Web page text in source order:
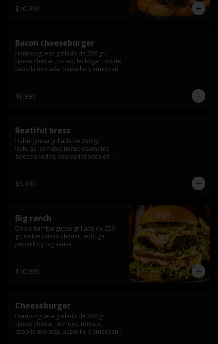
gold glitter
$10.990
Bacon cheeseburger
Hamburguesa grillada de 250 gr,
queso chedar, tocino, lechuga, tomate,
cebolla morada, pepinillo y american
$9.990
Beatiful bress
Haburguesa grillada de 250 gr,
lechuga, tomates minuciosamente
seleccionados, dos variedades de
lentamente en el grill, para finalizar
todo con una envolvente salsa cristal
$9.990
Big ranch
Doble hamburguesa grillada de 250
gr, doble queso chedar, lechuga
pepinillo y big sause
$10.990
Cheeseburger
Hamburguesa grillada de 250 gr,
queso chedar, lechuga, tomate,
cebolla morada, pepinillo y american